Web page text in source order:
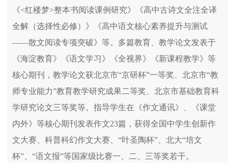
《<红楼梦>整本书阅读课例研究》《高中古诗文全注全译
全解（选择性必修）》《高中语文核心素养提升与测试
——散文阅读专项突破》等。多篇教育、教学论文发表于
《海淀教育》《语文学习》《全视界》《新课程教学》等
核心期刊，教学论文获北京市“京研杯”一等奖、北京市“教
师专业能力”教育教学研究成果二等奖、北京市基础教育科
学研究论文三等奖等。指导学生在《作文通讯》、《课堂
内外》等核心期刊发表作文23篇，获得全国中学生创新作
文大赛、科普科幻作文大赛、“叶圣陶杯”、北大“培文
杯”、“语文报”等国家级比赛一、二、三等奖若干。